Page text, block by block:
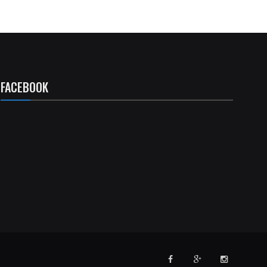
FACEBOOK